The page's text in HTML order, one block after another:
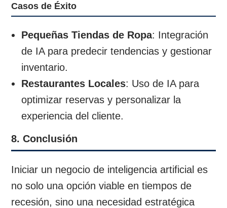
Casos de Éxito
Pequeñas Tiendas de Ropa: Integración
de IA para predecir tendencias y gestionar
inventario.
Restaurantes Locales: Uso de IA para
optimizar reservas y personalizar la
experiencia del cliente.
8. Conclusión
Iniciar un negocio de inteligencia artificial es
no solo una opción viable en tiempos de
recesión, sino una necesidad estratégica